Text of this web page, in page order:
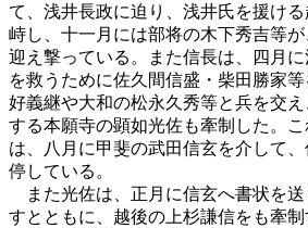
て、浅井長政に迫り、浅井氏を援け
峙し、十一月には部将の木下秀吉等
迎え撃っている。また信長は、四月
を救うために佐久間信盛・柴田勝家
好義継や大和の松永久秀等と兵を交
する本願寺の顕如光佐も牽制した。
は、八月に甲斐の武田信玄を介して
停している。
また光佐は、正月に信玄へ書状を
すとともに、越後の上杉謙信をも牽